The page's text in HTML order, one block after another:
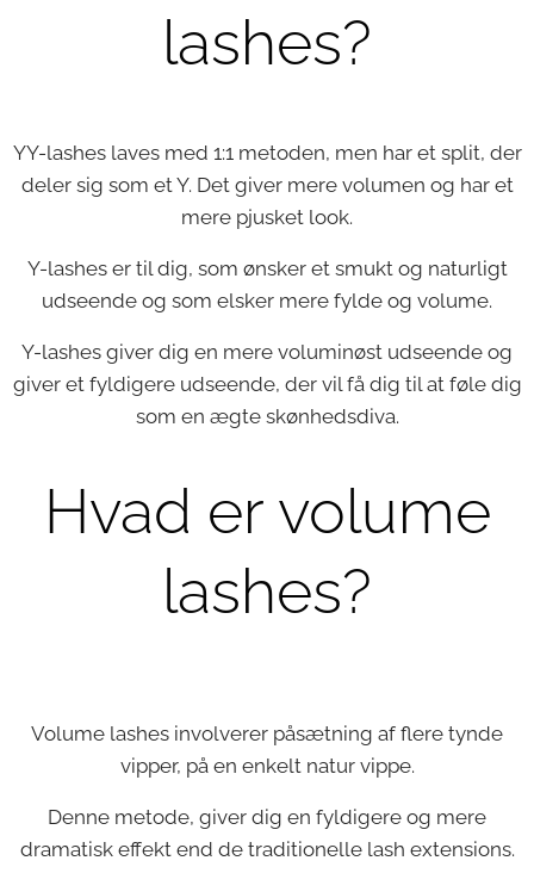
lashes?
YY-lashes laves med 1:1 metoden, men har et split, der
deler sig som et Y. Det giver mere volumen og har et
mere pjusket look.
Y-lashes er til dig, som ønsker et smukt og naturligt
udseende og som elsker mere fylde og volume.
Y-lashes giver dig en mere voluminøst udseende og
giver et fyldigere udseende, der vil få dig til at føle dig
som en ægte skønhedsdiva.
Hvad er volume
lashes?
Volume lashes involverer påsætning af flere tynde
vipper, på en enkelt natur vippe.
Denne metode, giver dig en fyldigere og mere
dramatisk effekt end de traditionelle lash extensions.